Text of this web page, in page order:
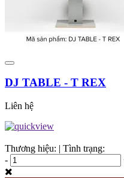
DJ TABLE - T REX
Liên hệ
Thương hiệu: | Tình trạng:
-